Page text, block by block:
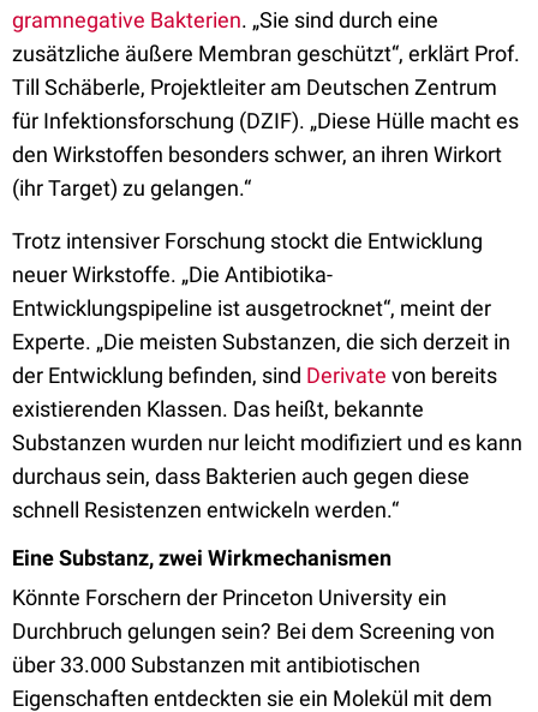
gramnegative Bakterien. „Sie sind durch eine
zusätzliche äußere Membran geschützt“, erklärt Prof.
Till Schäberle, Projektleiter am Deutschen Zentrum
für Infektionsforschung (DZIF). „Diese Hülle macht es
den Wirkstoffen besonders schwer, an ihren Wirkort
(ihr Target) zu gelangen.“
Trotz intensiver Forschung stockt die Entwicklung
neuer Wirkstoffe. „Die Antibiotika-
Entwicklungspipeline ist ausgetrocknet“, meint der
Experte. „Die meisten Substanzen, die sich derzeit in
der Entwicklung befinden, sind Derivate von bereits
existierenden Klassen. Das heißt, bekannte
Substanzen wurden nur leicht modifiziert und es kann
durchaus sein, dass Bakterien auch gegen diese
schnell Resistenzen entwickeln werden.“
Eine Substanz, zwei Wirkmechanismen
Könnte Forschern der Princeton University ein
Durchbruch gelungen sein? Bei dem Screening von
über 33.000 Substanzen mit antibiotischen
Eigenschaften entdeckten sie ein Molekül mit dem